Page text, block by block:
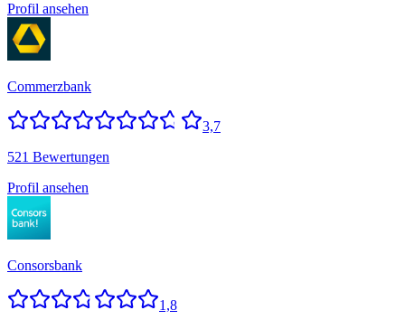
Profil ansehen
Commerzbank
3,7
521 Bewertungen
Profil ansehen
Consorsbank
1,8